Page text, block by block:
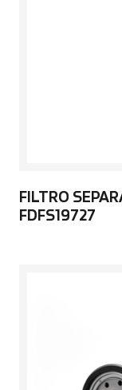
FILTRO
FDFS19727